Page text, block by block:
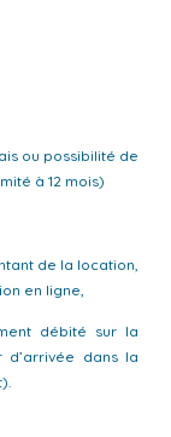
ou possibilité de
à 12 mois)
de la location,
en ligne,
débité sur la
dans la